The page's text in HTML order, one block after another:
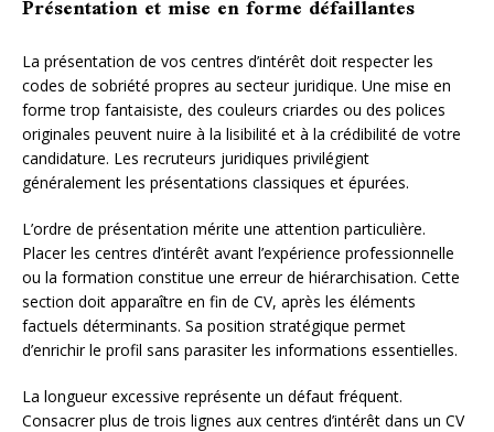
Présentation et mise en forme défaillantes
La présentation de vos centres d’intérêt doit respecter les
codes de sobriété propres au secteur juridique. Une mise en
forme trop fantaisiste, des couleurs criardes ou des polices
originales peuvent nuire à la lisibilité et à la crédibilité de votre
candidature. Les recruteurs juridiques privilégient
généralement les présentations classiques et épurées.
L’ordre de présentation mérite une attention particulière.
Placer les centres d’intérêt avant l’expérience professionnelle
ou la formation constitue une erreur de hiérarchisation. Cette
section doit apparaître en fin de CV, après les éléments
factuels déterminants. Sa position stratégique permet
d’enrichir le profil sans parasiter les informations essentielles.
La longueur excessive représente un défaut fréquent.
Consacrer plus de trois lignes aux centres d’intérêt dans un CV